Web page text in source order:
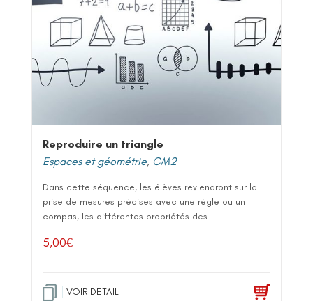
Reproduire un triangle
Espaces et géométrie, CM2
Dans cette séquence, les élèves reviendront sur la
prise de mesures précises avec une règle ou un
compas, les différentes propriétés des...
5,00€
VOIR DETAIL